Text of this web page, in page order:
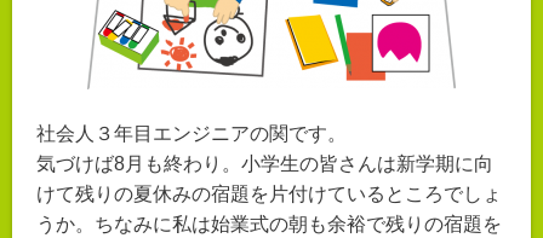
社会人３年目エンジニアの関です。
気づけば8月も終わり。小学生の皆さんは新学期に向
けて残りの夏休みの宿題を片付けているところでしょ
うか。ちなみに私は始業式の朝も余裕で残りの宿題を